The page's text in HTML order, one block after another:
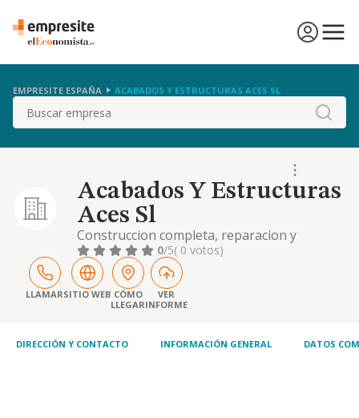
EMPRESITE ESPAÑA ACABADOS Y ESTRUCTURAS ACES SL
Buscar
Acabados Y Estructuras
Aces Sl
Construccion completa, reparacion y
conservacion de edificios, promocion de
edificaciones.
0/5( 0 votos)
LLAMARSITIO WEB CÓMO
LLEGAR
VER
INFORME
DIRECCIÓN Y CONTACTO INFORMACIÓN GENERAL DATOS